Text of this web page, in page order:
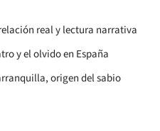
real y lectura narrativa
y el olvido en España
origen del sabio